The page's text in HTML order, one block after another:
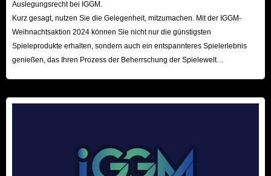
Auslegungsrecht bei IGGM.
Kurz gesagt, nutzen Sie die Gelegenheit, mitzumachen. Mit der IGGM-
Weihnachtsaktion 2024 können Sie nicht nur die günstigsten
Spieleprodukte erhalten, sondern auch ein entspannteres Spielerlebnis
genießen, das Ihren Prozess der Beherrschung der Spielewelt